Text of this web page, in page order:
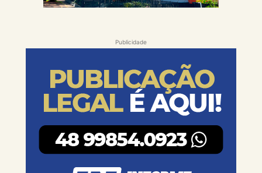
Publicidade